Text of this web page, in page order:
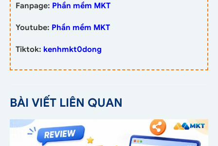
Fanpage: Phần mềm MKT
Youtube: Phần mềm MKT
Tiktok: kenhmkt0dong
BÀI VIẾT LIÊN QUAN